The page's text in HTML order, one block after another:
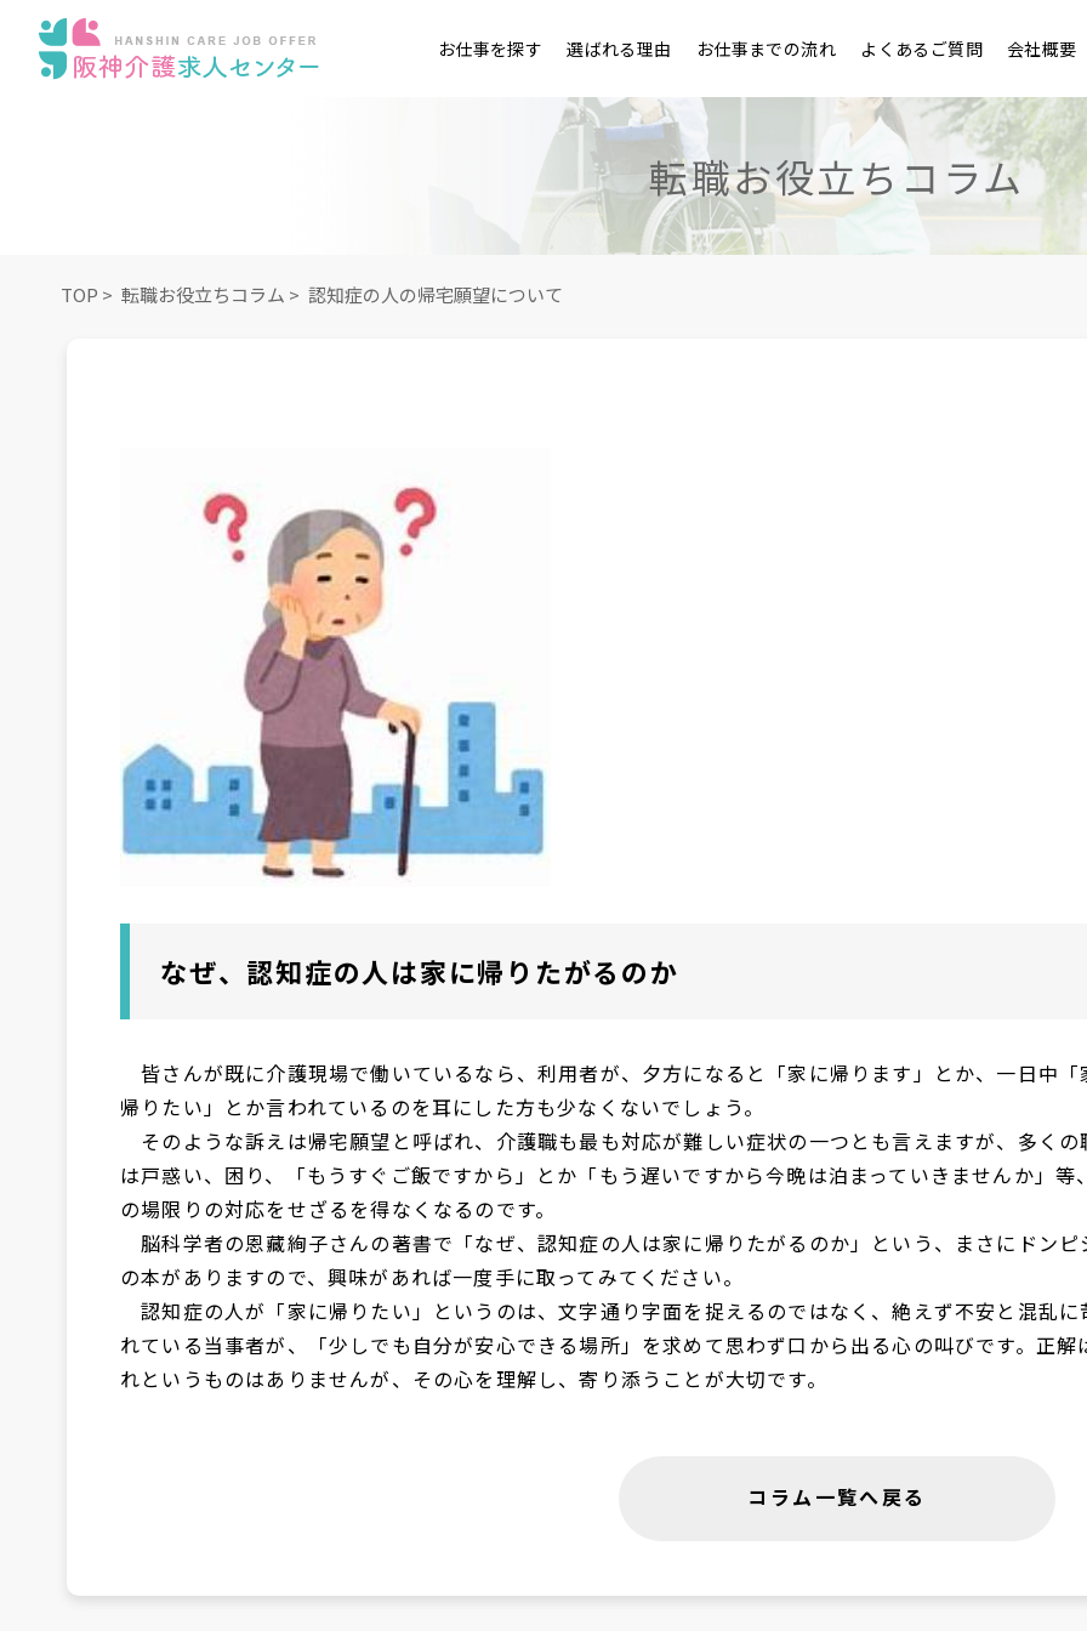
お仕事を探す 選ばれる理由 お仕事までの流れ よくあるご質問 会社概要
転職お役立ちコラム
TOP > 転職お役立ちコラム > 認知症の人の帰宅願望について
なぜ、認知症の人は家に帰りたがるのか
皆さんが既に介護現場で働いているなら、利用者が、夕方になると「家に帰ります」とか、一日中「
帰りたい」とか言われているのを耳にした方も少なくないでしょう。
そのような訴えは帰宅願望と呼ばれ、介護職も最も対応が難しい症状の一つとも言えますが、多くの
は戸惑い、困り、「もうすぐご飯ですから」とか「もう遅いですから今晩は泊まっていきませんか」等
の場限りの対応をせざるを得なくなるのです。
脳科学者の恩藏絢子さんの著書で「なぜ、認知症の人は家に帰りたがるのか」という、まさにドンピ
の本がありますので、興味があれば一度手に取ってみてください。
認知症の人が「家に帰りたい」というのは、文字通り字面を捉えるのではなく、絶えず不安と混乱に
れている当事者が、「少しでも自分が安心できる場所」を求めて思わず口から出る心の叫びです。正解
れというものはありませんが、その心を理解し、寄り添うことが大切です。
コラム一覧へ戻る